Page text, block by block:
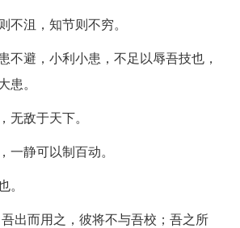
不沮，知节则不穷。
不避，小利小患，不足以辱吾技也，
。
无敌于天下。
一静可以制百动。
出而用之，彼将不与吾校；吾之所